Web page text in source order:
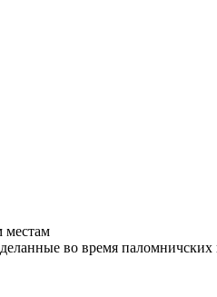
местам
во время паломничских